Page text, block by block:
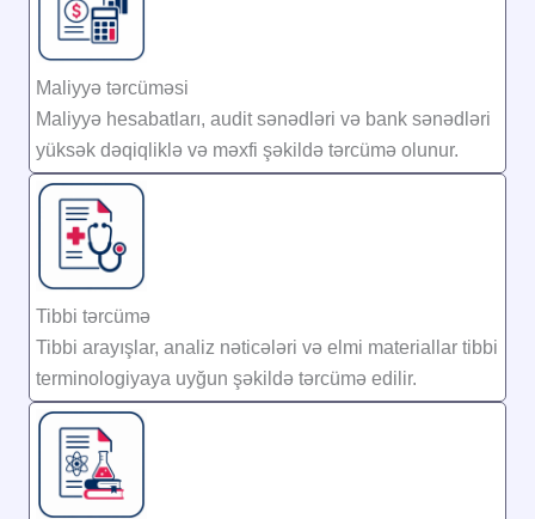
Maliyyə tərcüməsi
Maliyyə hesabatları, audit sənədləri və bank sənədləri
yüksək dəqiqliklə və məxfi şəkildə tərcümə olunur.
Tibbi tərcümə
Tibbi arayışlar, analiz nəticələri və elmi materiallar tibbi
terminologiyaya uyğun şəkildə tərcümə edilir.